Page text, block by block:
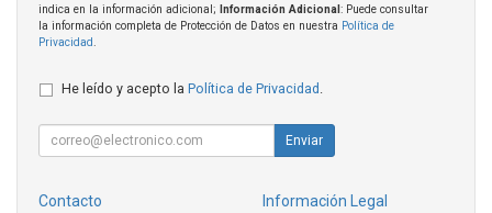
indica en la información adicional;
Información Adicional : Puede consultar
la información completa de Protección de Datos en nuestra Política de
Privacidad
He leído y acepto la Política de Privacidad
Enviar
Contacto
Información Legal